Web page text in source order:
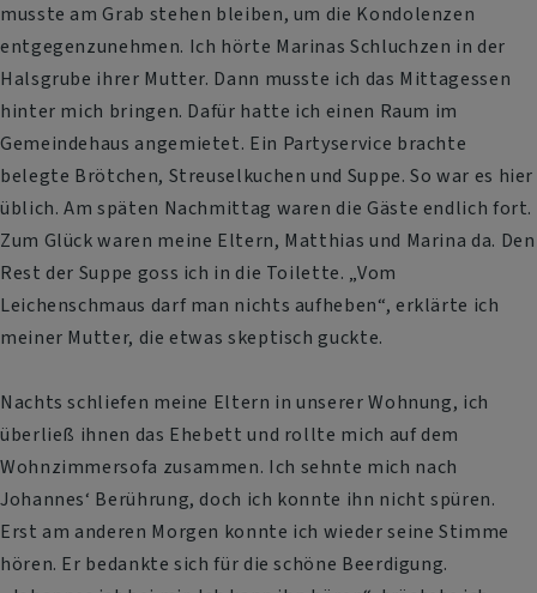
musste am Grab stehen bleiben, um die Kondolenzen
entgegenzunehmen. Ich hörte Marinas Schluchzen in der
Halsgrube ihrer Mutter. Dann musste ich das Mittagessen
hinter mich bringen. Dafür hatte ich einen Raum im
Gemeindehaus angemietet. Ein Partyservice brachte
belegte Brötchen, Streuselkuchen und Suppe. So war es hier
üblich. Am späten Nachmittag waren die Gäste endlich fort.
Zum Glück waren meine Eltern, Matthias und Marina da. Den
Rest der Suppe goss ich in die Toilette. „Vom
Leichenschmaus darf man nichts aufheben“, erklärte ich
meiner Mutter, die etwas skeptisch guckte.
Nachts schliefen meine Eltern in unserer Wohnung, ich
überließ ihnen das Ehebett und rollte mich auf dem
Wohnzimmersofa zusammen. Ich sehnte mich nach
Johannes‘ Berührung, doch ich konnte ihn nicht spüren.
Erst am anderen Morgen konnte ich wieder seine Stimme
hören. Er bedankte sich für die schöne Beerdigung.